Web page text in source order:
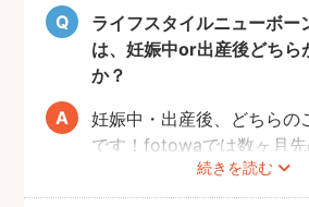
はございません。おくるみ
撮影をご希望の場合は、ニ
ジャンルのご予約をお願い
ライフスタイルニューボー
は、妊娠中or出産後どちら
か？
続きを読む
妊娠中・出産後、どちらの
です！fotowaでは数ヶ月
いるので、妊娠中にフォト
て、撮影のご予約をするの